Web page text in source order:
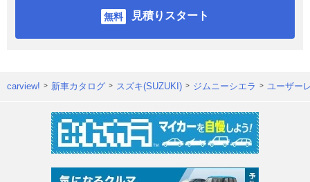
見積りスタート
carview! 新車カタログ スズキ(SUZUKI) ジムニーシエラ ユーザー